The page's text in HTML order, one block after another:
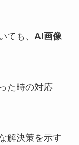
ても、 AI画像
た時の対応
解決策を示す